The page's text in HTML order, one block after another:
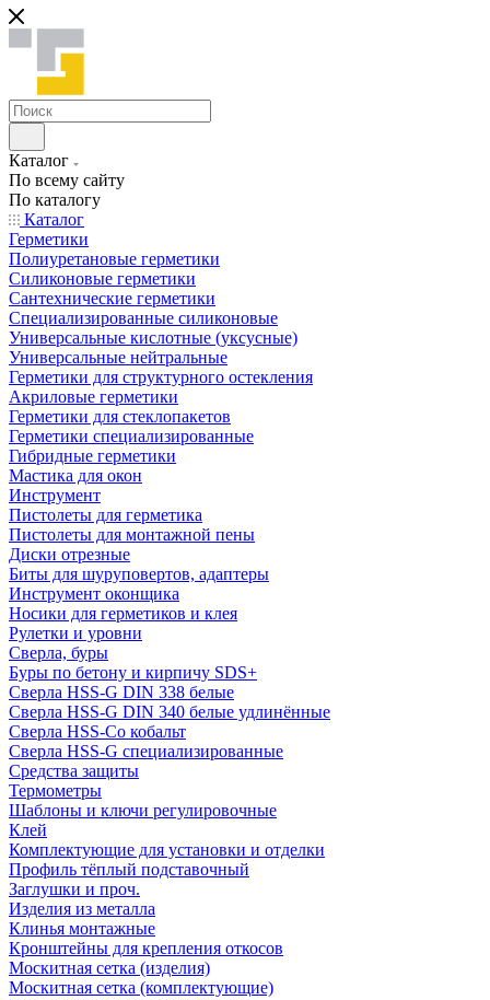
Каталог
По всему сайту
По каталогу
Каталог
Герметики
Полиуретановые герметики
Силиконовые герметики
Сантехнические герметики
Специализированные силиконовые
Универсальные кислотные (уксусные)
Универсальные нейтральные
Герметики для структурного остекления
Акриловые герметики
Герметики для стеклопакетов
Герметики специализированные
Гибридные герметики
Мастика для окон
Инструмент
Пистолеты для герметика
Пистолеты для монтажной пены
Диски отрезные
Биты для шуруповертов, адаптеры
Инструмент оконщика
Носики для герметиков и клея
Рулетки и уровни
Сверла, буры
Буры по бетону и кирпичу SDS+
Сверла HSS-G DIN 338 белые
Сверла HSS-G DIN 340 белые удлинённые
Сверла HSS-Co кобальт
Сверла HSS-G специализированные
Средства защиты
Термометры
Шаблоны и ключи регулировочные
Клей
Комплектующие для установки и отделки
Профиль тёплый подставочный
Заглушки и проч.
Изделия из металла
Клинья монтажные
Кронштейны для крепления откосов
Москитная сетка (изделия)
Москитная сетка (комплектующие)